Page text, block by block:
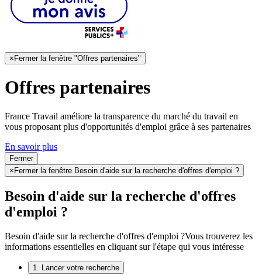
× Fermer la fenêtre "Offres partenaires"
Offres partenaires
France Travail améliore la transparence du marché du travail en
vous proposant plus d'opportunités d'emploi grâce à ses partenaires
En savoir plus
Fermer
×Fermer la fenêtre Besoin d'aide sur la recherche d'offres d'emploi ?
Besoin d'aide sur la recherche d'offres
d'emploi ?
Besoin d'aide sur la recherche d'offres d'emploi ?Vous trouverez les
informations essentielles en cliquant sur l'étape qui vous intéresse
1. Lancer votre recherche